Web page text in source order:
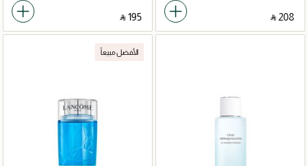
‎ ⃁ ⁦208⁩ ‎
‎ ⃁ ⁦195⁩ ‎
الأفضل مبيعاً